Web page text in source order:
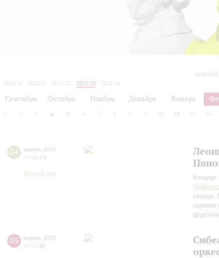
2019/20
2020/21 2021/22 2022/23
2023/24
Сентябрь Октябрь Ноябрь Декабрь Январь
2 3 4 5 6 7 8 9 10 11 12 13 14
04 марта
2023
19:00 Сб
Малый зал
скерцо,
05 марта
2023
15:00 Вс